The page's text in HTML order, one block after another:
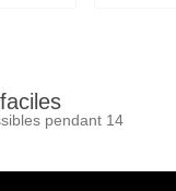
pendant 14